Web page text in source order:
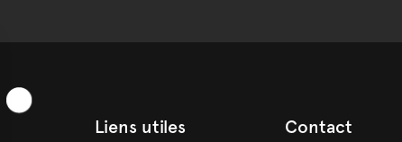
Liens utiles Contact